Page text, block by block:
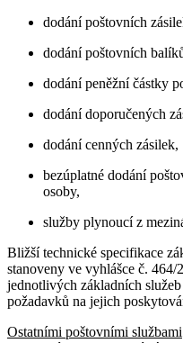
dodání poštovních
dodání poštovních
dodání peněžní částky
dodání doporučených
dodání cenných zásilek,
bezúplatné dodání
osoby,
služby plynoucí z
Bližší technické specifikace
stanoveny ve vyhlášce č.
jednotlivých základních
požadavků na jejich
Ostatními poštovními službami